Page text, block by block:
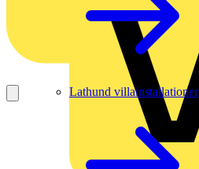
Lathund villainstallationer